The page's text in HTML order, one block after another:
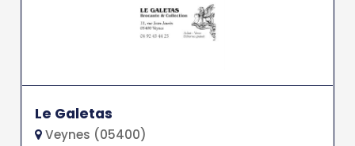
Le Galetas
Veynes (05400)